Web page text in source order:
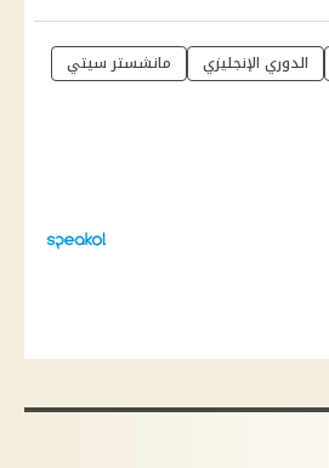
الدوري الإنجليزي
مانشستر سيتي